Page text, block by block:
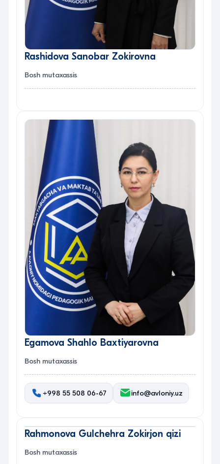
Rashidova Sanobar Zokirovna
Bosh mutaxassis
Egamova Shahlo Baxtiyarovna
Bosh mutaxassis
+998 55 508 06-67 info@avloniy.uz
Rahmonova Gulchehra Zokirjon qizi
Bosh mutaxassis